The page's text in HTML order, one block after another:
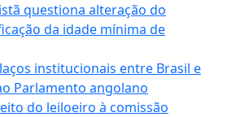
questiona alteração do
da idade mínima de
institucionais entre Brasil e
Parlamento angolano
do leiloeiro à comissão